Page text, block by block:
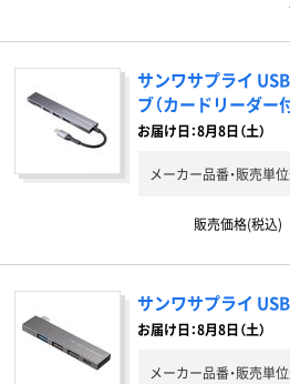
サンワサプライ
ブ（カードリーダー
お届け日：8月8日（土）
メーカー品番・販売単
販売価格(税込)
サンワサプライ
お届け日：8月8日（土）
メーカー品番・販売単